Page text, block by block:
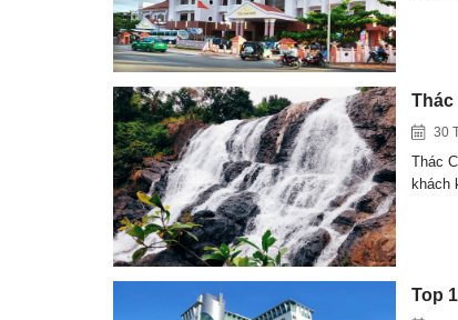
Thác
30
Thác
khách
Top